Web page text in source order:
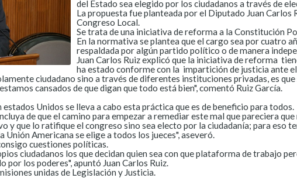
del Estado sea elegido por los ciudadanos a través de
La propuesta fue planteada por el Diputado Juan Carlos
Congreso Local.
Se trata de una iniciativa de reforma a la Constitución
En la normativa se plantea que el cargo sea por cuatro
respaldada por algún partido político o de manera
Juan Carlos Ruiz explicó que la iniciativa de reforma
ha estado conforme con la impartición de justicia ante
ciudadano sino a través de diferentes instituciones privadas, es
cansados de que digan que todo está bien", comentó Ruiz García.
Unidos se lleva a cabo esta práctica que es de beneficio para todos.
de que el camino para empezar a remediar este mal que pareciera
y que lo ratifique el congreso sino sea electo por la ciudadanía; para eso
Unión Americana se elige a todos los jueces", aseveró.
cuestiones políticas.
ciudadanos los que decidan quien sea con que plataforma de trabajo
los poderes", apuntó Juan Carlos Ruiz.
unidas de Legislación y Justicia.